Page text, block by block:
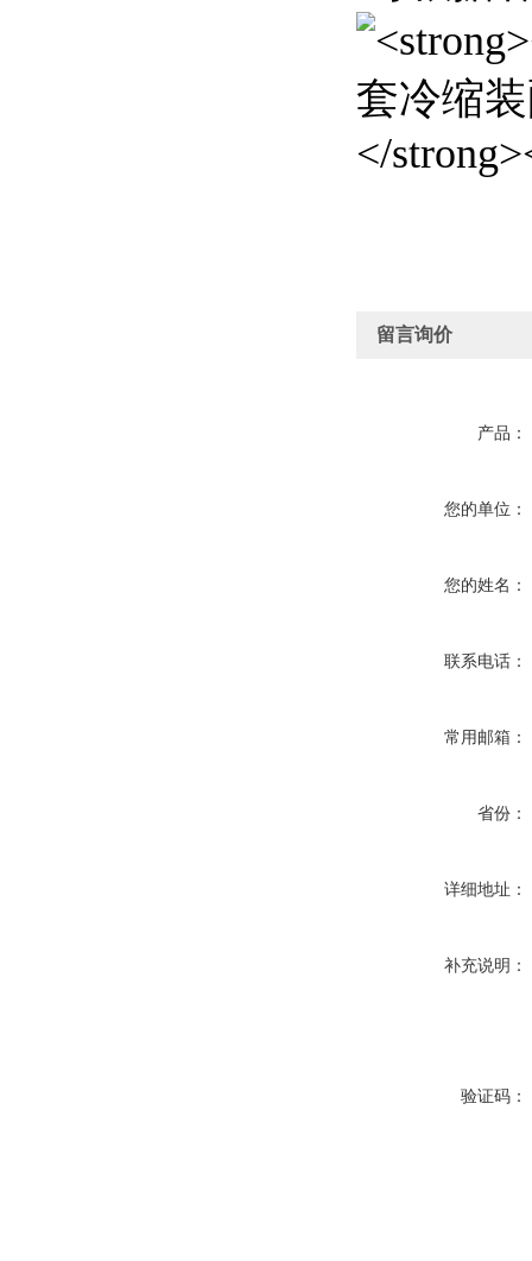
留言询价
产品：
您的单位：
您的姓名：
联系电话：
常用邮箱：
省份：
详细地址：
补充说明：
验证码：